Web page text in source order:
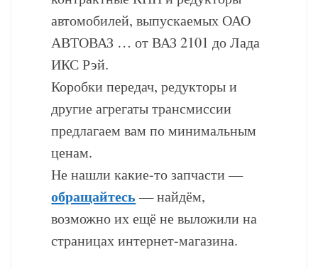
автомобилей, выпускаемых ОАО
АВТОВАЗ … от ВАЗ 2101 до Лада
ИКС Рэй.
Коробки передач, редукторы и
другие агрегаты трансмиссии
предлагаем вам по минимальным
ценам.
Не нашли какие-то запчасти —
обращайтесь — найдём,
возможно их ещё не выложили на
страницах интернет-магазина.